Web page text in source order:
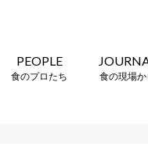
PEOPLE
食のプロたち 食の現場か